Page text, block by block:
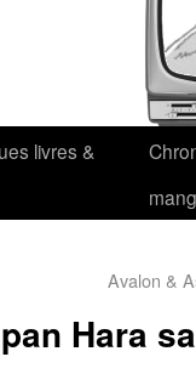
livres &
Avalon &
Hara